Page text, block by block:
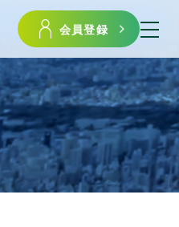
会員登録